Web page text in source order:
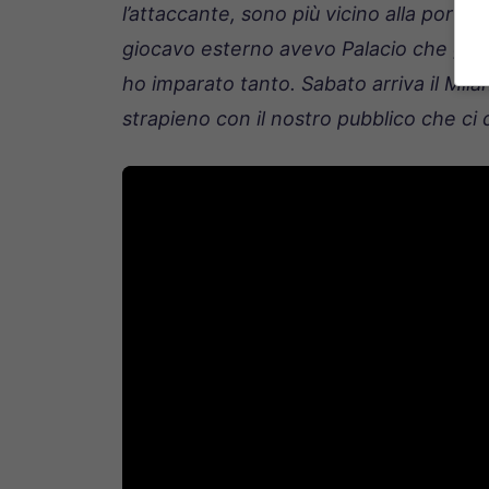
l’attaccante, sono più vicino alla porta
giocavo esterno avevo Palacio che
ho imparato tanto. Sabato arriva il
strapieno con il nostro pubblico che ci